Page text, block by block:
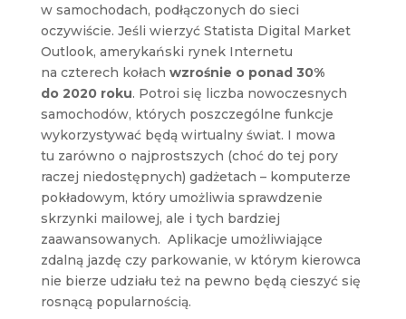
w samochodach, podłączonych do sieci
oczywiście. Jeśli wierzyć Statista Digital Market
Outlook, amerykański rynek Internetu
na czterech kołach wzrośnie o ponad 30%
do 2020 roku. Potroi się liczba nowoczesnych
samochodów, których poszczególne funkcje
wykorzystywać będą wirtualny świat. I mowa
tu zarówno o najprostszych (choć do tej pory
raczej niedostępnych) gadżetach – komputerze
pokładowym, który umożliwia sprawdzenie
skrzynki mailowej, ale i tych bardziej
zaawansowanych. Aplikacje umożliwiające
zdalną jazdę czy parkowanie, w którym kierowca
nie bierze udziału też na pewno będą cieszyć się
rosnącą popularnością.